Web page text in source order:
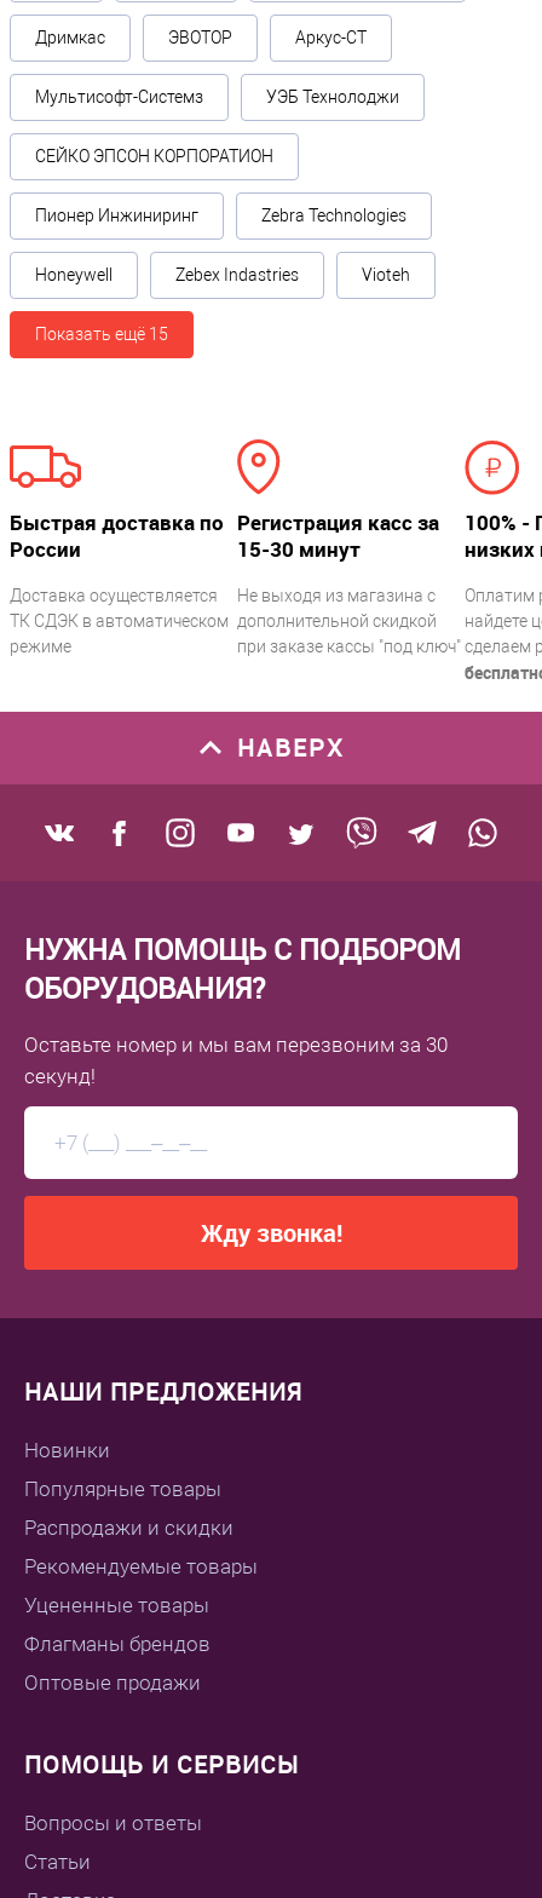
Дримкас ЭВОТОР Аркус-СТ
Мультисофт-Системз УЭБ Технолоджи
СЕЙКО ЭПСОН КОРПОРАТИОН
Пионер Инжиниринг Zebra Technologies
Honeywell Zebex Indastries Vioteh
Показать ещё 15
Быстрая доставка по
России
Доставка осуществляется
ТК СДЭК в автоматическом
режиме
Регистрация касс за
15-30 минут
Не выходя из магазина с
дополнительной скидкой
при заказе кассы "под ключ"
100% -
низких
Оплатим
найдете
сделаем
НАВЕРХ
НУЖНА ПОМОЩЬ С ПОДБОРОМ
ОБОРУДОВАНИЯ?
Оставьте номер и мы вам перезвоним за 30
секунд!
Жду звонка!
НАШИ ПРЕДЛОЖЕНИЯ
Новинки
Популярные товары
Распродажи и скидки
Рекомендуемые товары
Уцененные товары
Флагманы брендов
Оптовые продажи
ПОМОЩЬ И СЕРВИСЫ
Вопросы и ответы
Статьи